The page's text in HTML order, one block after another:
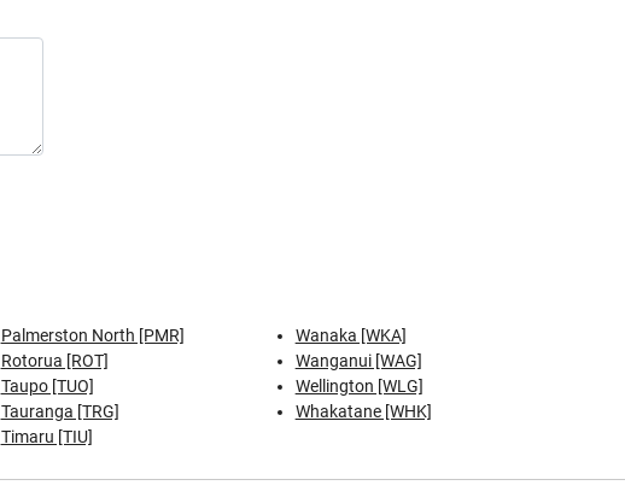
Palmerston North [PMR]
Rotorua [ROT]
Taupo [TUO]
Tauranga [TRG]
Timaru [TIU]
Wanaka [WKA]
Wanganui [WAG]
Wellington [WLG]
Whakatane [WHK]